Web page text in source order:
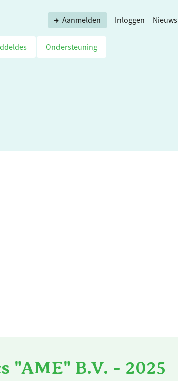
Aanmelden Inloggen Nieuws
Ondersteuning
"AME" B.V. - 2025